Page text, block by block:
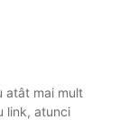
atât mai mult
link, atunci